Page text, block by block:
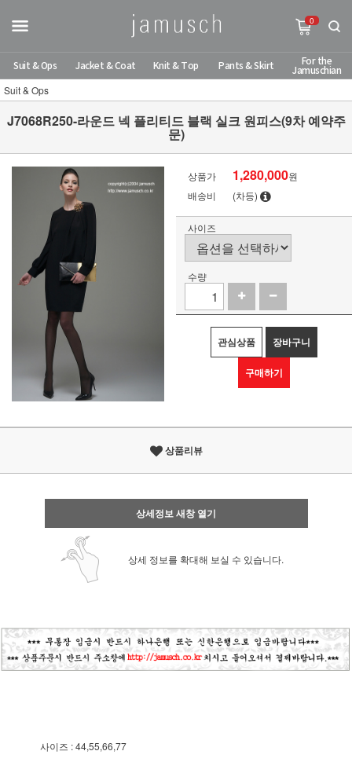
0
Suit & Ops Jacket & Coat Knit & Top Pants & Skirt
For the
Jamuschian
Suit & Ops
J7068R250-라운드 넥 플리티드 블랙 실크 원피스(9차 예약주
문)
상품가 1,280,000원
배송비
(차등)
사이즈
수량
관심상품 장바구니
구매하기
상품리뷰
상세정보 새창 열기
상세 정보를 확대해 보실 수 있습니다.
사이즈 : 44,55,66,77